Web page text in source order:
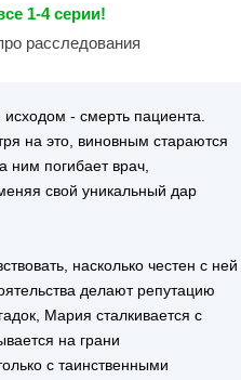
1-4 серии!
расследования
- смерть пациента.
на это, виновным стараются
ним погибает врач,
свой уникальный дар
насколько честен с ней
делают репутацию
Мария сталкивается с
на грани
с таинственными